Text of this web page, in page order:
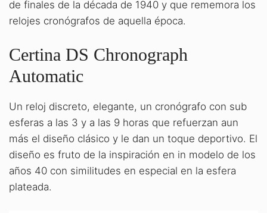
de finales de la década de 1940 y que rememora los
relojes cronógrafos de aquella época.
Certina DS Chronograph
Automatic
Un reloj discreto, elegante, un cronógrafo con sub
esferas a las 3 y a las 9 horas que refuerzan aun
más el diseño clásico y le dan un toque deportivo. El
diseño es fruto de la inspiración en in modelo de los
años 40 con similitudes en especial en la esfera
plateada.